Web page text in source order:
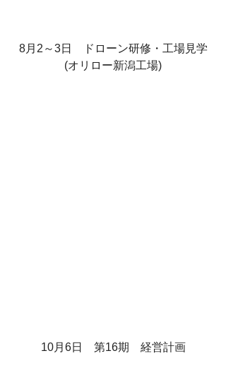
8月2～3日　ドローン研修・工場見学
(オリロー新潟工場)
10月6日　第16期　経営計画